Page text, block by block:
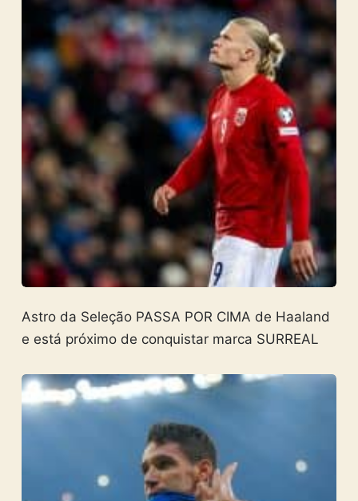
Astro da Seleção PASSA POR CIMA de Haaland
e está próximo de conquistar marca SURREAL